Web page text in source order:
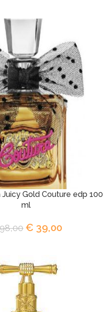
Juicy Gold Couture edp 100
ml
€ 39,00